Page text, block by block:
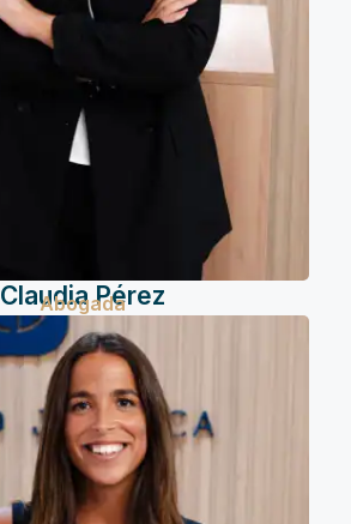
Claudia Pérez
Abogada